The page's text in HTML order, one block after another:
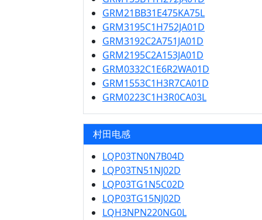
GRM21BB31E475KA75L
GRM3195C1H752JA01D
GRM3192C2A751JA01D
GRM2195C2A153JA01D
GRM0332C1E6R2WA01D
GRM1553C1H3R7CA01D
GRM0223C1H3R0CA03L
村田电感
LQP03TN0N7B04D
LQP03TN51NJ02D
LQP03TG1N5C02D
LQP03TG15NJ02D
LQH3NPN220NG0L